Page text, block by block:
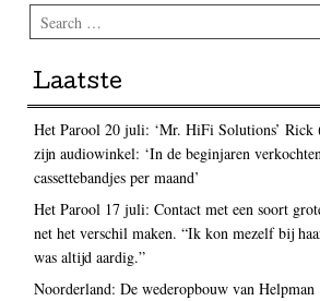
Search
Laatste
Het Parool 20 juli: ‘Mr. HiFi Solutions’ Rick
zijn audiowinkel: ‘In de beginjaren
cassettebandjes per maand’
Het Parool 17 juli: Contact met een soort
net het verschil maken. “Ik kon mezelf bij
was altijd aardig.”
Noorderland: De wederopbouw van